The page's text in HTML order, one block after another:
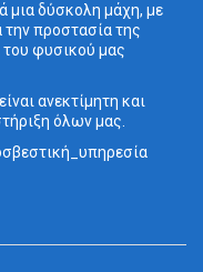
μια δύσκολη μάχη, με
την προστασία της
φυσικού μας
ανεκτίμητη και
όλων μας.
υπηρεσία